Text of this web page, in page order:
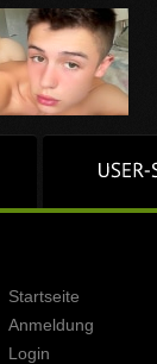
Startseite
Anmeldung
Login